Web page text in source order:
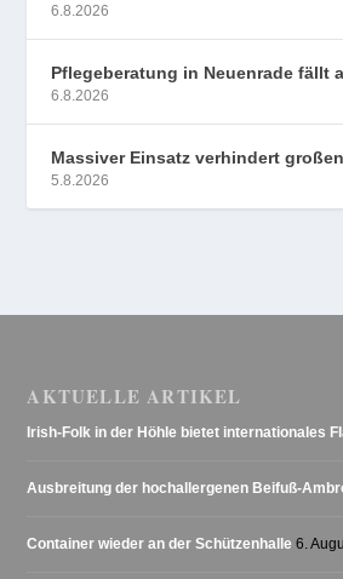
6.8.2026
Pflegeberatung in Neuenrade fällt
6.8.2026
Massiver Einsatz verhindert
5.8.2026
AKTUELLE ARTIKEL
Irish-Folk in der Höhle bietet internationales
Ausbreitung der hochallergenen Beifuß-
Container wieder an der Schützenhalle 6.